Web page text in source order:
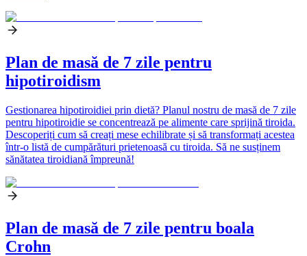
Plan de masă de 7 zile pentru
hipotiroidism
Gestionarea hipotiroidiei prin dietă? Planul nostru de masă de 7 zile
pentru hipotiroidie se concentrează pe alimente care sprijină tiroida.
Descoperiți cum să creați mese echilibrate și să transformați acestea
într-o listă de cumpărături prietenoasă cu tiroida. Să ne susținem
sănătatea tiroidiană împreună!
Plan de masă de 7 zile pentru boala
Crohn